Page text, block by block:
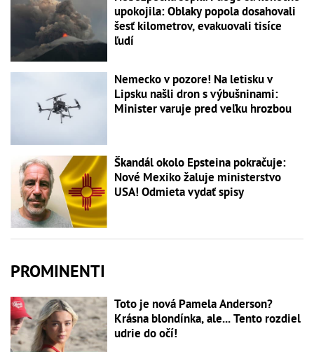
upokojila: Oblaky popola dosahovali
šesť kilometrov, evakuovali tisíce
ľudí
Nemecko v pozore! Na letisku v
Lipsku našli dron s výbušninami:
Minister varuje pred veľku hrozbou
Škandál okolo Epsteina pokračuje:
Nové Mexiko žaluje ministerstvo
USA! Odmieta vydať spisy
PROMINENTI
Toto je nová Pamela Anderson?
Krásna blondínka, ale... Tento rozdiel
udrie do očí!